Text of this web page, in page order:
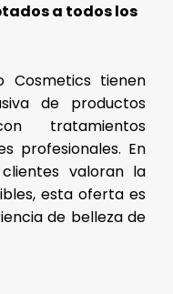
a todos los
Cosmetics tienen
de productos
tratamientos
profesionales. En
valoran la
esta oferta es
de belleza de